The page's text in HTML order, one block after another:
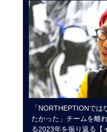
「NORTHEPTIONで
たかった」チームを離
る2023年を振り返る【